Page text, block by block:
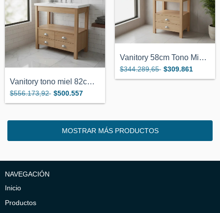
Vanitory tono miel 82cm x 38 4 cajones t...
$556.173,92 $500.557
Vanitory 58cm Tono Miel 2 Cajones No Inc...
$344.289,65 $309.861
MOSTRAR MÁS PRODUCTOS
NAVEGACIÓN
Inicio
Productos